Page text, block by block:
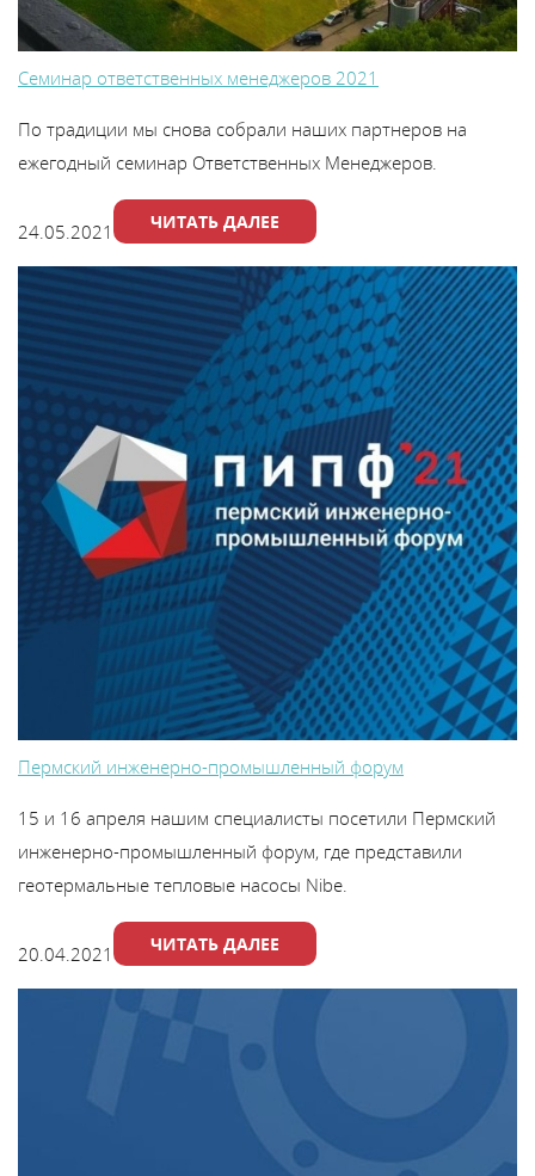
Семинар ответственных менеджеров 2021
По традиции мы снова собрали наших партнеров на
ежегодный семинар Ответственных Менеджеров.
24.05.2021 ЧИТАТЬ ДАЛЕЕ
Пермский инженерно-промышленный форум
15 и 16 апреля нашим специалисты посетили Пермский
инженерно-промышленный форум, где представили
геотермальные тепловые насосы Nibe.
20.04.2021 ЧИТАТЬ ДАЛЕЕ